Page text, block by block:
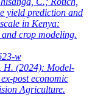
yield prediction and
in Kenya:
crop modeling.
w
H. (2024): Model-
post economic
Agriculture.